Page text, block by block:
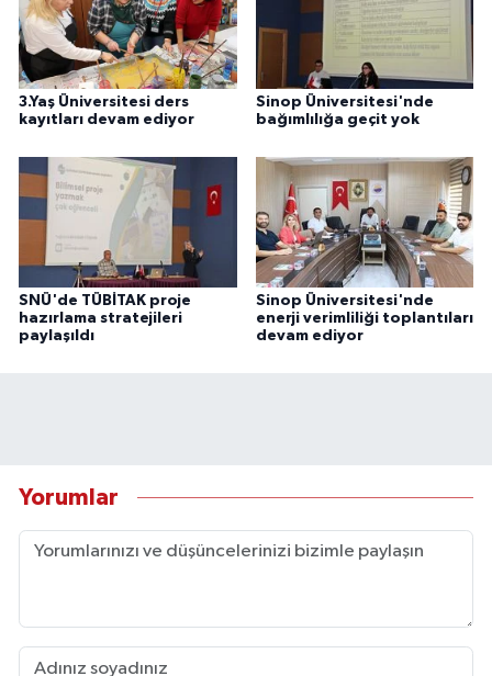
3.Yaş Üniversitesi ders
kayıtları devam ediyor
Sinop Üniversitesi'nde
bağımlılığa geçit yok
SNÜ'de TÜBİTAK proje
hazırlama stratejileri
paylaşıldı
Sinop Üniversitesi'nde
enerji verimliliği toplantıları
devam ediyor
Yorumlar